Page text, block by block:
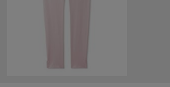
MIESROHE